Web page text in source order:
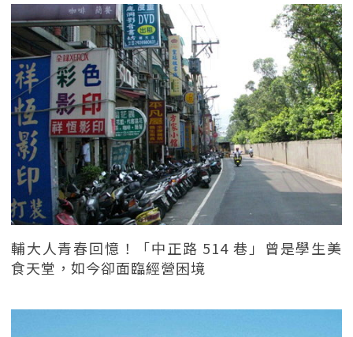
輔大人青春回憶！「中正路 514 巷」曾是學生美
食天堂，如今卻面臨經營困境